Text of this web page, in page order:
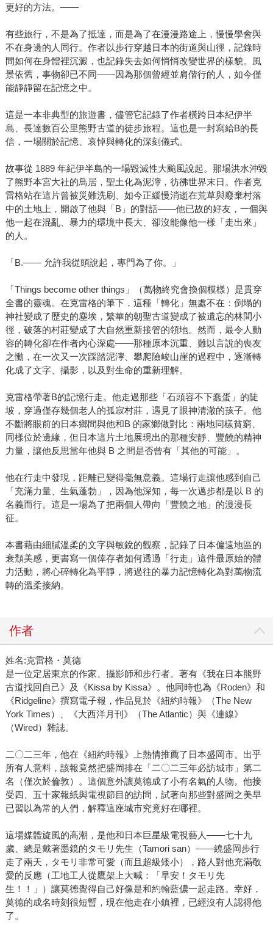
更好的方法。——
有些旅行，不是為了抵達，而是為了在漫漫路途上，慢慢學會與
不在身邊的人同行。作者以步行穿越日本的街道與山徑，記錄時
間如何在身體裡沉澱，也記錄失去如何悄悄改變世界的樣貌。風
景依舊，事物卻已不同——因為那個曾經並肩偕行的人，如今僅
能靜靜留在記憶之中。
這是一本非典型的旅遊書，儘管它記錄了作者橫跨日本紀伊半
島、長達數百公里熊野古道的徒步旅程。這也是一封寫給B的長
信，一場關於記憶、哀悼與轉化的深刻儀式。
故事從 1889 年紀伊半島的一場毀滅性大颱風說起。那場洪水沖毀
了熊野本宮大社的鳥居，聖土化為泥濘，彷彿世界末日。作者克
雷格站在這片曾被災難洗刷、如今正緩慢消逝在荒草與廢棄村落
中的土地上，開啟了他與「B」的對話——他已故的好友，一個與
他一起在混亂、暴力的環境中長大、卻沒能像他一樣「走出來」
的人。
「B.—— 允許我從頭說起，專門為了你。」
「Things become other things」（萬物終究會換個模樣）是貫穿
全書的靈魂。在克雷格的筆下，這種「轉化」無處不在：倒塌的
神社變成了歷史的塵埃，繁華的朝聖古道變成了被遺忘的林間小
徑，破落的村莊變成了大自然重新接管的領地。然而，最令人動
容的轉化卻在作者內心深處——那種原本沉重、難以言說的喪友
之慟，在一次又一次踩踏泥濘、攀爬險峻山崖的過程中，逐漸轉
化成了文字、攝影，以及對生命的重新理解。
克雷格帶著B的記憶行走。他走過那些「石頭容不下蠢蛋」的陡
坡，穿過僅存幾個老人的孤寂村莊，遇見了眼神清澈的孩子。他
不斷將眼前的日本鄉間與他和B 的家鄉做對比：兩地同樣貧窮、
同樣位於邊緣，但日本這片土地展現出的那種安靜、豐饒的精神
力量，讓他反思當年他與 B 之間是否曾有「其他的可能」。
他在行走中發現，距離已變得毫無意義。這場行走讓他感到自己
「充滿力量、生氣蓬勃」，因為他深知，每一次邁步都是以 B 的
名義而行。這是一場為了把兩個人帶向「豐饒之地」的漫漫長
征。
本書藉由細膩溫柔的文字與敏銳的觀察，記錄了日本偏遠地區的
衰頹美感，更書寫一個倖存者如何透過「行走」這件最原始的體
力活動，將心碎轉化為平靜，將過往的暴力記憶轉化為對萬物流
轉的溫柔接納。
作者
姓名:克雷格・莫德
是一位定居東京的作家、攝影師和步行者。著有《我在日本熊野
古道找回自己》及《Kissa by Kissa》。他同時也為《Roden》和
《Ridgeline》撰寫電子報，作品見於《紐約時報》（The New
York Times）、《大西洋月刊》（The Atlantic）與《連線》
（Wired）雜誌。
二〇二三年，他在《紐約時報》上熱情推薦了日本盛岡市。出乎
所有人意料，該報竟然把盛岡排在「二〇二三年必訪城市」第二
名（僅次於倫敦）。這個意外讓莫德成了小有名氣的人物。他接
受四、五十家報紙與電視節目的訪問，試著向那些對盛岡之美早
已習以為常的人們，解釋這座城市究竟好在哪裡。
這場媒體旋風的高潮，是他和日本巨星級電視藝人——七十九
歲、總是戴著墨鏡的タモリ先生（Tamori san）——繞盛岡步行
走了兩天，タモリ非常可愛（而且超級矮小），路人對他充滿敬
愛的反應（工地工人從鷹架上大喊：「早安！タモリ先
生！！」）讓莫德覺得自己好像是和約翰藍儂一起走路。幸好，
莫德的成名時刻很短暫，現在他走在小鎮裡，已經沒有人認得他
了。